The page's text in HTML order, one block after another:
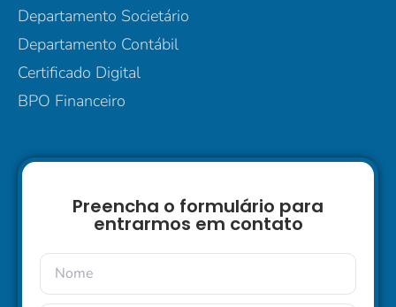
Departamento Societário
Departamento Contábil
Certificado Digital
BPO Financeiro
Preencha o formulário para
entrarmos em contato